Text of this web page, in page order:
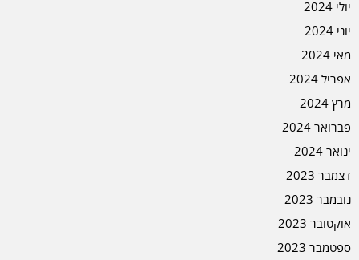
יולי 2024
יוני 2024
מאי 2024
אפריל 2024
מרץ 2024
פברואר 2024
ינואר 2024
דצמבר 2023
נובמבר 2023
אוקטובר 2023
ספטמבר 2023